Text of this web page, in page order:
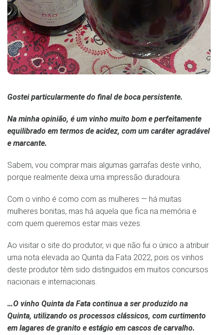
Gostei particularmente do final de boca persistente.
Na minha opinião, é um vinho muito bom e perfeitamente
equilibrado em termos de acidez, com um caráter agradável
e marcante.
Sabem, vou comprar mais algumas garrafas deste vinho,
porque realmente deixa uma impressão duradoura.
Com o vinho é como com as mulheres — há muitas
mulheres bonitas, mas há aquela que fica na memória e
com quem queremos estar mais vezes.
Ao visitar o site do produtor, vi que não fui o único a atribuir
uma nota elevada ao Quinta da Fata 2022, pois os vinhos
deste produtor têm sido distinguidos em muitos concursos
nacionais e internacionais.
…O vinho Quinta da Fata continua a ser produzido na
Quinta, utilizando os processos clássicos, com curtimento
em lagares de granito e estágio em cascos de carvalho.